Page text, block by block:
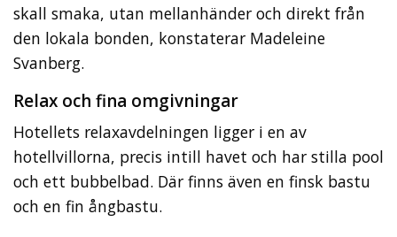
skall smaka, utan mellanhänder och direkt från
den lokala bonden, konstaterar Madeleine
Svanberg.
Relax och fina omgivningar
Hotellets relaxavdelningen ligger i en av
hotellvillorna, precis intill havet och har stilla pool
och ett bubbelbad. Där finns även en finsk bastu
och en fin ångbastu.